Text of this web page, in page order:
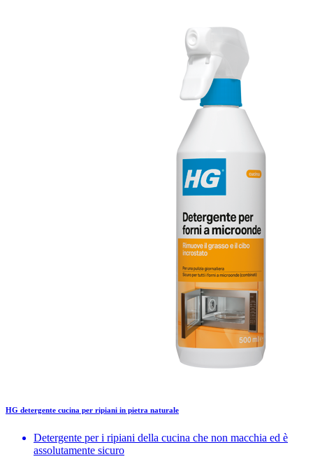
HG detergente cucina per ripiani in pietra naturale
Detergente per i ripiani della cucina che non macchia ed è
assolutamente sicuro